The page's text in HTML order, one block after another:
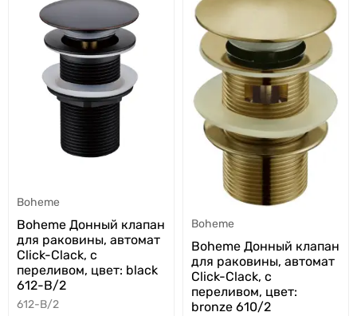
Boheme
Boheme Донный клапан
для раковины, автомат
Click-Clack, с
переливом, цвет: black
612-B/2
612-B/2
Boheme
Boheme Донный клапан
для раковины, автомат
Click-Clack, с
переливом, цвет:
bronze 610/2